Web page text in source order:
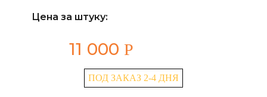
Цена за штуку:
11 000 Р
ПОД ЗАКАЗ 2-4 ДНЯ